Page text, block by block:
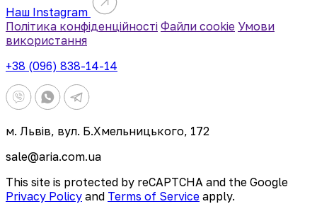
Наш Instagram
Політика конфіденційності Файли cookie Умови
використання
+38 (096) 838-14-14
м. Львів, вул. Б.Хмельницького, 172
sale@aria.com.ua
This site is protected by reCAPTCHA and the Google
Privacy Policy and Terms of Service apply.